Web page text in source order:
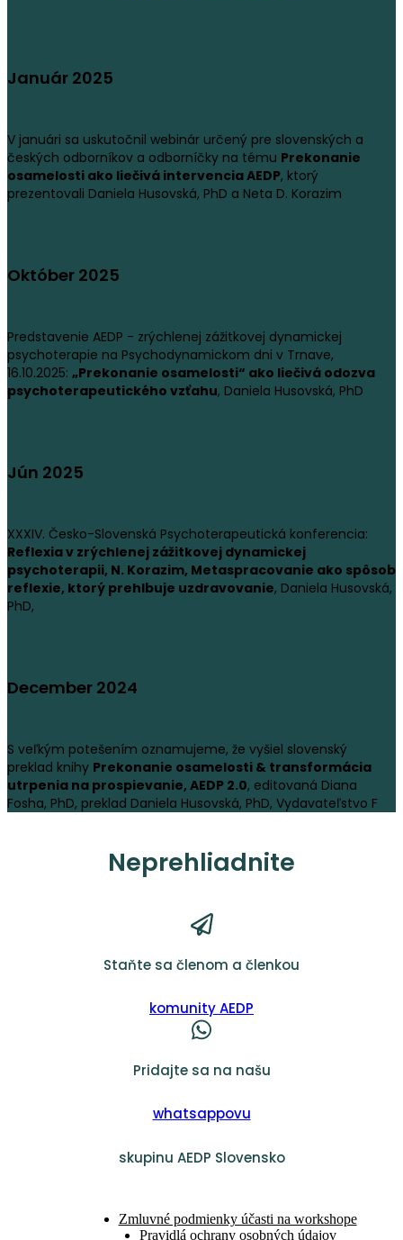
Január 2025
V januári sa uskutočnil webinár určený pre slovenských a
českých odborníkov a odborníčky na tému Prekonanie
osamelosti ako liečivá intervencia AEDP, ktorý
prezentovali Daniela Husovská, PhD a Neta D. Korazim
Október 2025
Predstavenie AEDP - zrýchlenej zážitkovej dynamickej
psychoterapie na Psychodynamickom dni v Trnave,
16.10.2025: „Prekonanie osamelosti“ ako liečivá odozva
psychoterapeutického vzťahu, Daniela Husovská, PhD
Jún 2025
XXXIV. Česko-Slovenská Psychoterapeutická konferencia:
Reflexia v zrýchlenej zážitkovej dynamickej
psychoterapii, N. Korazim, Metaspracovanie ako spôsob
reflexie, ktorý prehlbuje uzdravovanie, Daniela Husovská,
PhD,
December 2024
S veľkým potešením oznamujeme, že vyšiel slovenský
preklad knihy Prekonanie osamelosti & transformácia
utrpenia na prospievanie, AEDP 2.0, editovaná Diana
Fosha, PhD, preklad Daniela Husovská, PhD, Vydavateľstvo F
Neprehliadnite
Staňte sa členom a členkou
komunity AEDP
Pridajte sa na našu
whatsappovu
skupinu AEDP Slovensko
Zmluvné podmienky účasti na workshope
Pravidlá ochrany osobných údajov